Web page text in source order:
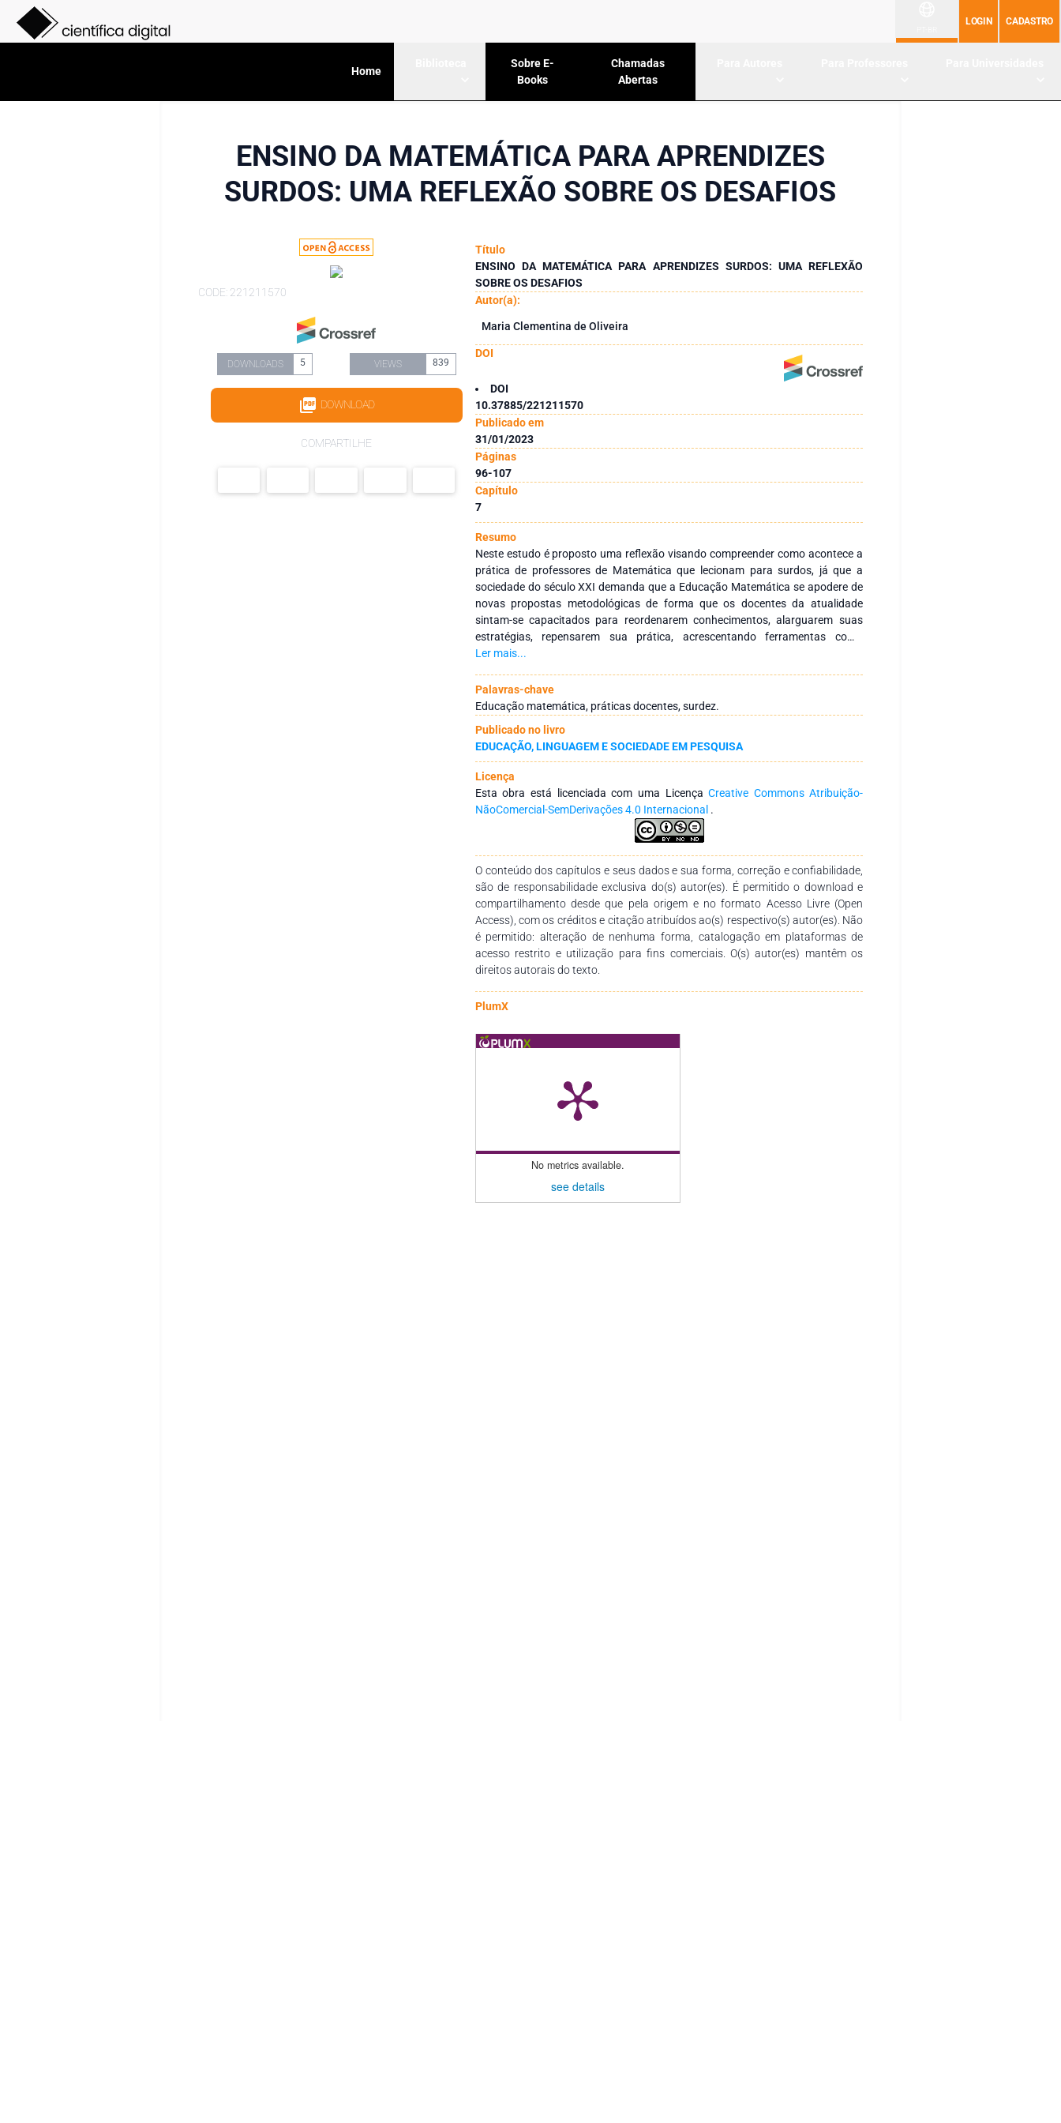
LOGIN CADASTRO
Home
Sobre E-
Books
Chamadas
Abertas
ENSINO DA MATEMÁTICA PARA APRENDIZES
SURDOS: UMA REFLEXÃO SOBRE OS DESAFIOS
CODE: 221211570
DOWNLOADS 5 VIEWS 839
DOWNLOAD
COMPARTILHE
Título
ENSINO DA MATEMÁTICA PARA APRENDIZES SURDOS: UMA REFLEXÃO
SOBRE OS DESAFIOS
Autor(a):
Maria Clementina de Oliveira
DOI
DOI
10.37885/221211570
Publicado em
31/01/2023
Páginas
96-107
Capítulo
7
Resumo
Neste estudo é proposto uma reflexão visando compreender como acontece a
prática de professores de Matemática que lecionam para surdos, já que a
sociedade do século XXI demanda que a Educação Matemática se apodere de
novas propostas metodológicas de forma que os docentes da atualidade
sintam-se capacitados para reordenarem conhecimentos, alarguarem suas
estratégias, repensarem sua prática, acrescentando ferramentas como
softwares, aplicativos, blogs, para assim serem mediadores, estimuladores no
o ensino. Iniciou-se com uma pesquisa bibliográfica de autores da Educação
Matemática como D’Ambrósio (2004), Devlin (2009), em autores do ensino da
Matemática para surdos como D’Antonio (2006), Borges e Nogueira (2013),
Santos e Souza (2013), fundamentado ainda na abordagem bilíngue, na
concepção orgânica de Piaget e no interacionismo de Vygotsky. Utilizou-se na
pesquisa qualitativa de campo a observação participante. Os dados coletados
concatenados com a discussão teórica, destacam a relevância em se conhecer
as especificidades da surdez e da língua materna (língua de sinais brasileira –
Libras) dos educandos surdos, sapiência fundamental para se pensar e propor
metodologias que atendam as necessidades desta clientela.
Ler mais...
Palavras-chave
Educação matemática, práticas docentes, surdez.
Publicado no livro
EDUCAÇÃO, LINGUAGEM E SOCIEDADE EM PESQUISA
Licença
Esta obra está licenciada com uma LicençaCreative Commons Atribuição-
NãoComercial-SemDerivações 4.0 Internacional .
O conteúdo dos capítulos e seus dados e sua forma, correção e confiabilidade,
são de responsabilidade exclusiva do(s) autor(es). É permitido o download e
compartilhamento desde que pela origem e no formato Acesso Livre (Open
Access), com os créditos e citação atribuídos ao(s) respectivo(s) autor(es). Não
é permitido: alteração de nenhuma forma, catalogação em plataformas de
acesso restrito e utilização para fins comerciais. O(s) autor(es) mantêm os
direitos autorais do texto.
PlumX
No metrics available.
see details